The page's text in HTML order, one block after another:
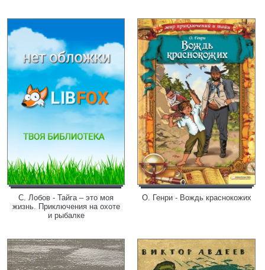
С. Лобов - Тайга – это моя
жизнь. Приключения на охоте
и рыбалке
О. Генри - Вождь краснокожих